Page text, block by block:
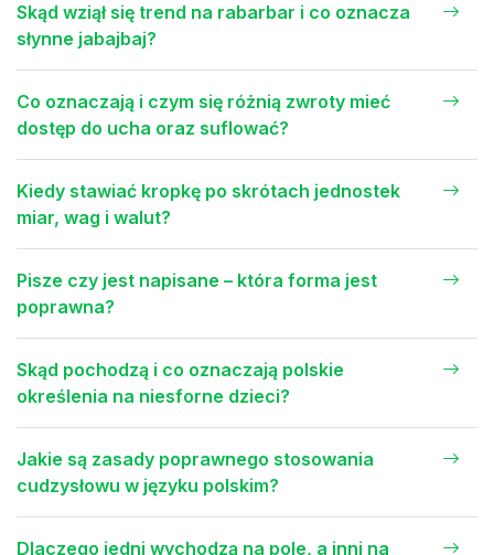
Skąd wziął się trend na rabarbar i co oznacza
słynne jabajbaj?
Co oznaczają i czym się różnią zwroty mieć
dostęp do ucha oraz suflować?
Kiedy stawiać kropkę po skrótach jednostek
miar, wag i walut?
Pisze czy jest napisane – która forma jest
poprawna?
Skąd pochodzą i co oznaczają polskie
określenia na niesforne dzieci?
Jakie są zasady poprawnego stosowania
cudzysłowu w języku polskim?
Dlaczego jedni wychodzą na pole, a inni na